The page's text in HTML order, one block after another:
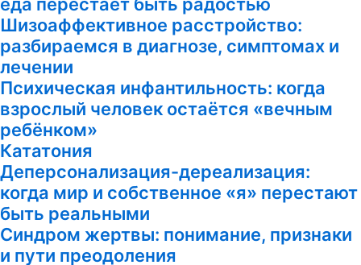
Шизоаффективное расстройство:
разбираемся в диагнозе, симптомах и
лечении
Психическая инфантильность: когда
взрослый человек остаётся «вечным
ребёнком»
Кататония
Деперсонализация-дереализация:
когда мир и собственное «я» перестают
быть реальными
Синдром жертвы: понимание, признаки
и пути преодоления